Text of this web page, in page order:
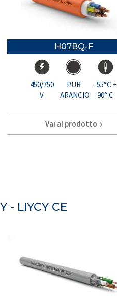
H07BQ-F
450/750
V
PUR
ARANCIO
-55°C +
90° C
Vai al prodotto
- LIYCY CE